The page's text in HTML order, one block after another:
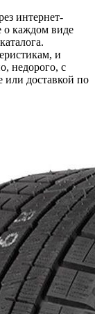
интернет-
каждом виде
и
недорого, с
или доставкой по